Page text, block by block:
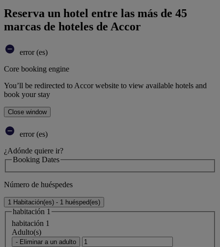
Reserva un hotel entre las más de 45
marcas de hoteles de Accor
error (es)
Core booking engine
You’ll be redirected to Accor website to view available hotels and
book your stay
Close window
error (es)
¿Adónde quiere ir?
Booking Dates
Número de huéspedes
1 Habitación(es) - 1 huésped(es)
habitación 1
habitación 1
Adulto(s)
- Eliminar a un adulto